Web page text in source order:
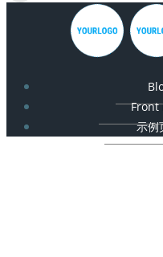
Front
示例